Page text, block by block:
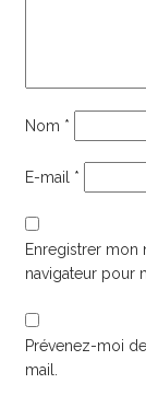
Nom *
E-mail *
Enregistrer mon
navigateur pour
Prévenez-moi
mail.